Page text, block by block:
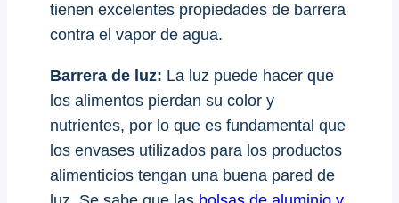
tienen excelentes propiedades de barrera
contra el vapor de agua.
Barrera de luz: La luz puede hacer que
los alimentos pierdan su color y
nutrientes, por lo que es fundamental que
los envases utilizados para los productos
alimenticios tengan una buena pared de